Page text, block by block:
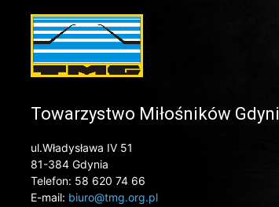
Towarzystwo Miłośników Gdyni
ul.Władysława IV 51
81-384 Gdynia
Telefon: 58 620 74 66
E-mail: biuro@tmg.org.pl